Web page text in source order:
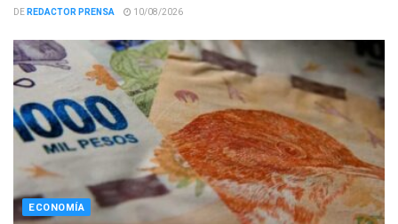
DEREDACTOR PRENSA 10/08/2026
ECONOMÍA